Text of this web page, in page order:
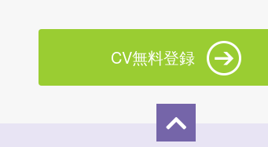
CV無料登録